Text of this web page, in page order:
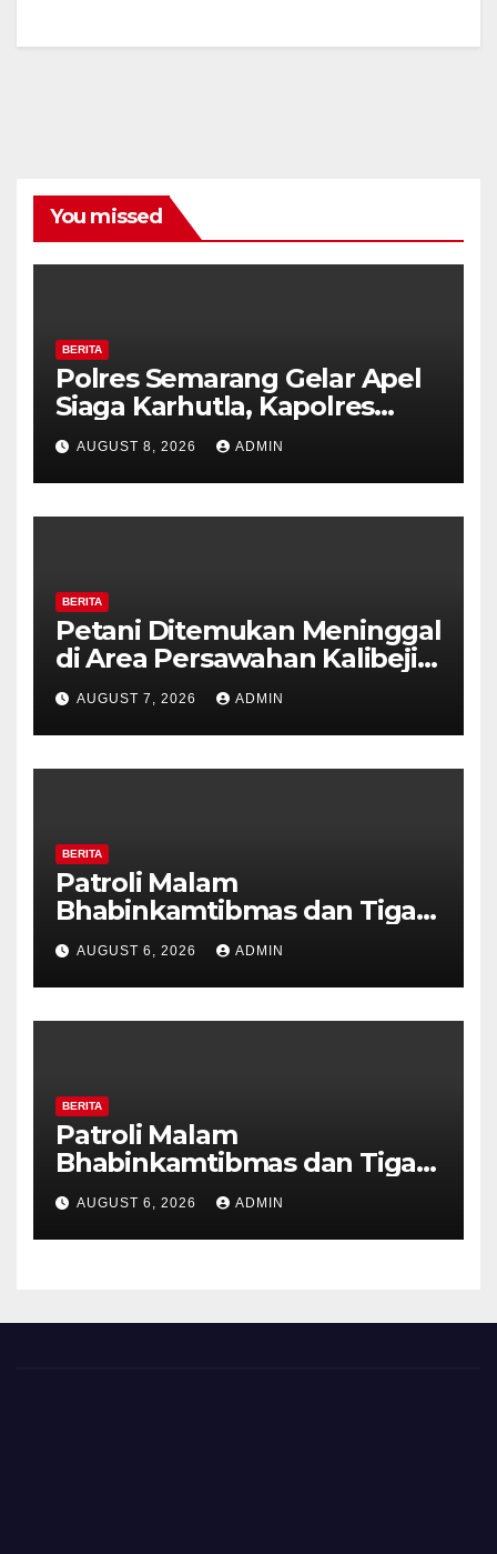
You missed
BERITA
Polres Semarang Gelar Apel
Siaga Karhutla, Kapolres
Tekankan Sinergi dan
Kesiapsiagaan Hadapi Musim
Kemarau.
AUGUST 8, 2026 ADMIN
BERITA
Petani Ditemukan Meninggal
di Area Persawahan Kalibeji,
Polisi Pastikan Tidak Ada
Tanda Kekerasan
AUGUST 7, 2026 ADMIN
BERITA
Patroli Malam
Bhabinkamtibmas dan Tiga
Pilar Kelurahan Ungaran
Perkuat Kamtibmas, Warga
Diajak Aktifkan Ronda
AUGUST 6, 2026 ADMIN
BERITA
Patroli Malam
Bhabinkamtibmas dan Tiga
Pilar Kelurahan Ungaran
Perkuat Kamtibmas, Warga
Diajak Aktifkan Ronda
AUGUST 6, 2026 ADMIN